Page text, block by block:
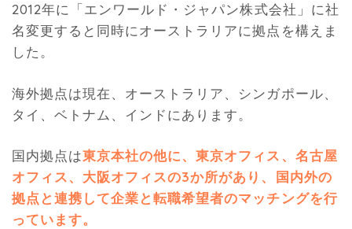
2012年に「エンワールド・ジャパン株式会社」に社
名変更すると同時にオーストラリアに拠点を構えま
した。
海外拠点は現在、オーストラリア、シンガポール、
タイ、ベトナム、インドにあります。
国内拠点は東京本社の他に、東京オフィス、名古屋
オフィス、大阪オフィスの3か所があり、国内外の
拠点と連携して企業と転職希望者のマッチングを行
っています。